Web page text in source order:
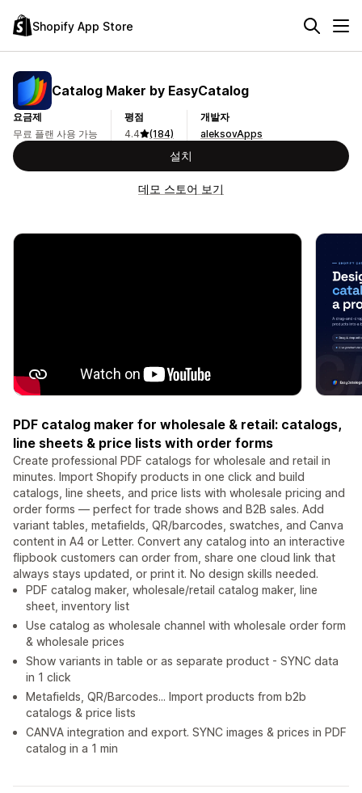
Shopify App Store
Catalog Maker by EasyCatalog
요금제
무료 플랜 사용 가능
평점
4.4
(184)
개발자
aleksovApps
설치
데모 스토어 보기
PDF catalog maker for wholesale & retail: catalogs,
line sheets & price lists with order forms
Create professional PDF catalogs for wholesale and retail in
minutes. Import Shopify products in one click and build
catalogs, line sheets, and price lists with wholesale pricing and
order forms — perfect for trade shows and B2B sales. Add
variant tables, metafields, QR/barcodes, swatches, and Canva
content in A4 or Letter. Convert any catalog into an interactive
flipbook customers can order from, share one cloud link that
always stays updated, or print it. No design skills needed.
PDF catalog maker, wholesale/retail catalog maker, line
sheet, inventory list
Use catalog as wholesale channel with wholesale order form
& wholesale prices
Show variants in table or as separate product - SYNC data
in 1 click
Metafields, QR/Barcodes... Import products from b2b
catalogs & price lists
CANVA integration and export. SYNC images & prices in PDF
catalog in a 1 min